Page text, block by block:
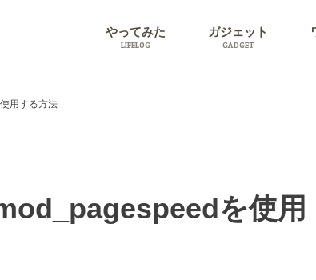
やってみた
LIFELOG
ガジェット
GADGET
用する方法
を使用